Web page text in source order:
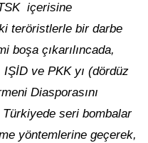
içerisine
teröristlerle bir darbe
boşa çıkarılıncada,
ve PKK yı (dördüz
Diasporasını
seri bombalar
yöntemlerine geçerek,